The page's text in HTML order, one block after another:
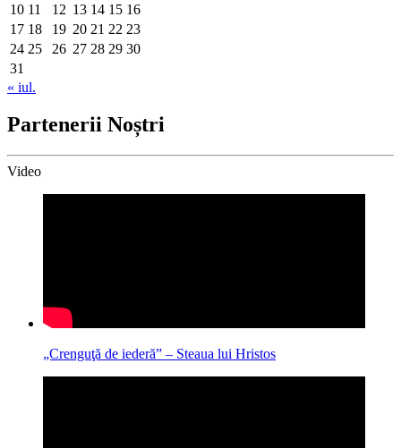
10 11 12 13 14 15 16
17 18 19 20 21 22 23
24 25 26 27 28 29 30
31
« iul.
Partenerii Noștri
Video
„Crenguţă de iederă” – Steaua lui Hristos